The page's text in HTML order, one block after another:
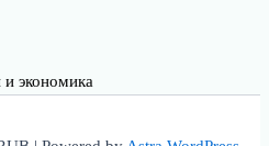
экономика